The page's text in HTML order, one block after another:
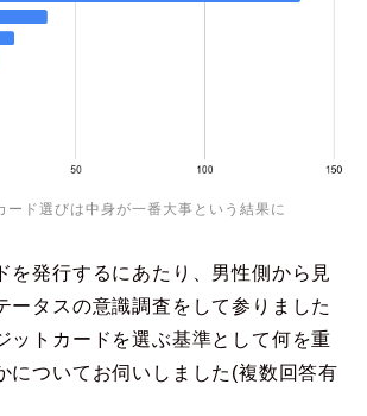
ード選びは中身が一番大事という結果に
を発行するにあたり、男性側から見
ータスの意識調査をして参りました
ットカードを選ぶ基準として何を重
についてお伺いしました(複数回答有